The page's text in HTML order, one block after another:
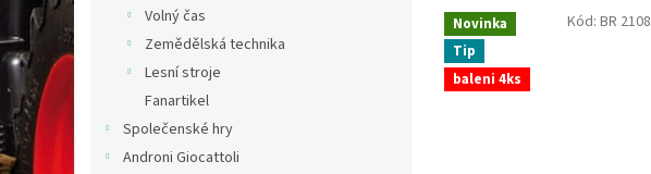
Volný čas
Zemědělská technika
Lesní stroje
Fanartikel
Společenské hry
Androni Giocattoli
Novinka
Tip
baleni 4ks
Kód: BR 2108